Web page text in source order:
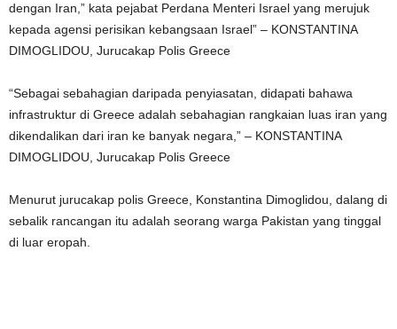
dengan Iran,” kata pejabat Perdana Menteri Israel yang merujuk
kepada agensi perisikan kebangsaan Israel” – KONSTANTINA
DIMOGLIDOU, Jurucakap Polis Greece
“Sebagai sebahagian daripada penyiasatan, didapati bahawa
infrastruktur di Greece adalah sebahagian rangkaian luas iran yang
dikendalikan dari iran ke banyak negara,” – KONSTANTINA
DIMOGLIDOU, Jurucakap Polis Greece
Menurut jurucakap polis Greece, Konstantina Dimoglidou, dalang di
sebalik rancangan itu adalah seorang warga Pakistan yang tinggal
di luar eropah.